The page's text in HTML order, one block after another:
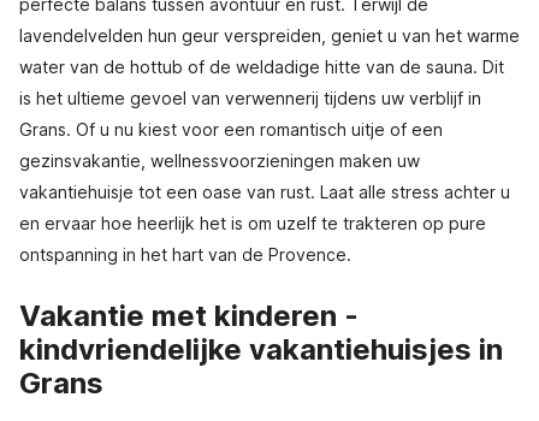
perfecte balans tussen avontuur en rust. Terwijl de
lavendelvelden hun geur verspreiden, geniet u van het warme
water van de hottub of de weldadige hitte van de sauna. Dit
is het ultieme gevoel van verwennerij tijdens uw verblijf in
Grans. Of u nu kiest voor een romantisch uitje of een
gezinsvakantie, wellnessvoorzieningen maken uw
vakantiehuisje tot een oase van rust. Laat alle stress achter u
en ervaar hoe heerlijk het is om uzelf te trakteren op pure
ontspanning in het hart van de Provence.
Vakantie met kinderen -
kindvriendelijke vakantiehuisjes in
Grans